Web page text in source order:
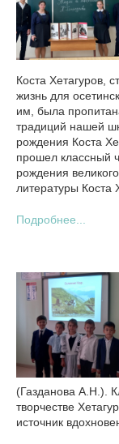
Коста Хетагуров,
жизнь для
им, была
традиций нашей
рождения Коста
прошел классный
рождения
литературы Коста
Подробнее...
(Газданова А.Н.).
творчестве
источник